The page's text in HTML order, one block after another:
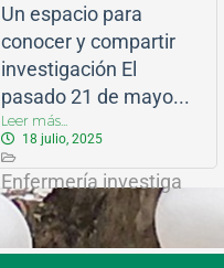
Un espacio para
conocer y compartir
investigación El
pasado 21 de mayo...
Leer más...
18 julio, 2025
Enfermería investiga